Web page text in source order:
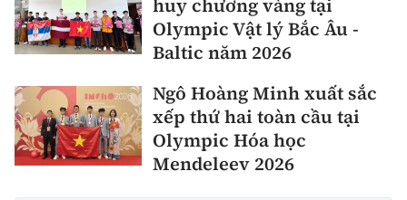
huy chương vàng tại
Olympic Vật lý Bắc Âu -
Baltic năm 2026
Ngô Hoàng Minh xuất sắc
xếp thứ hai toàn cầu tại
Olympic Hóa học
Mendeleev 2026